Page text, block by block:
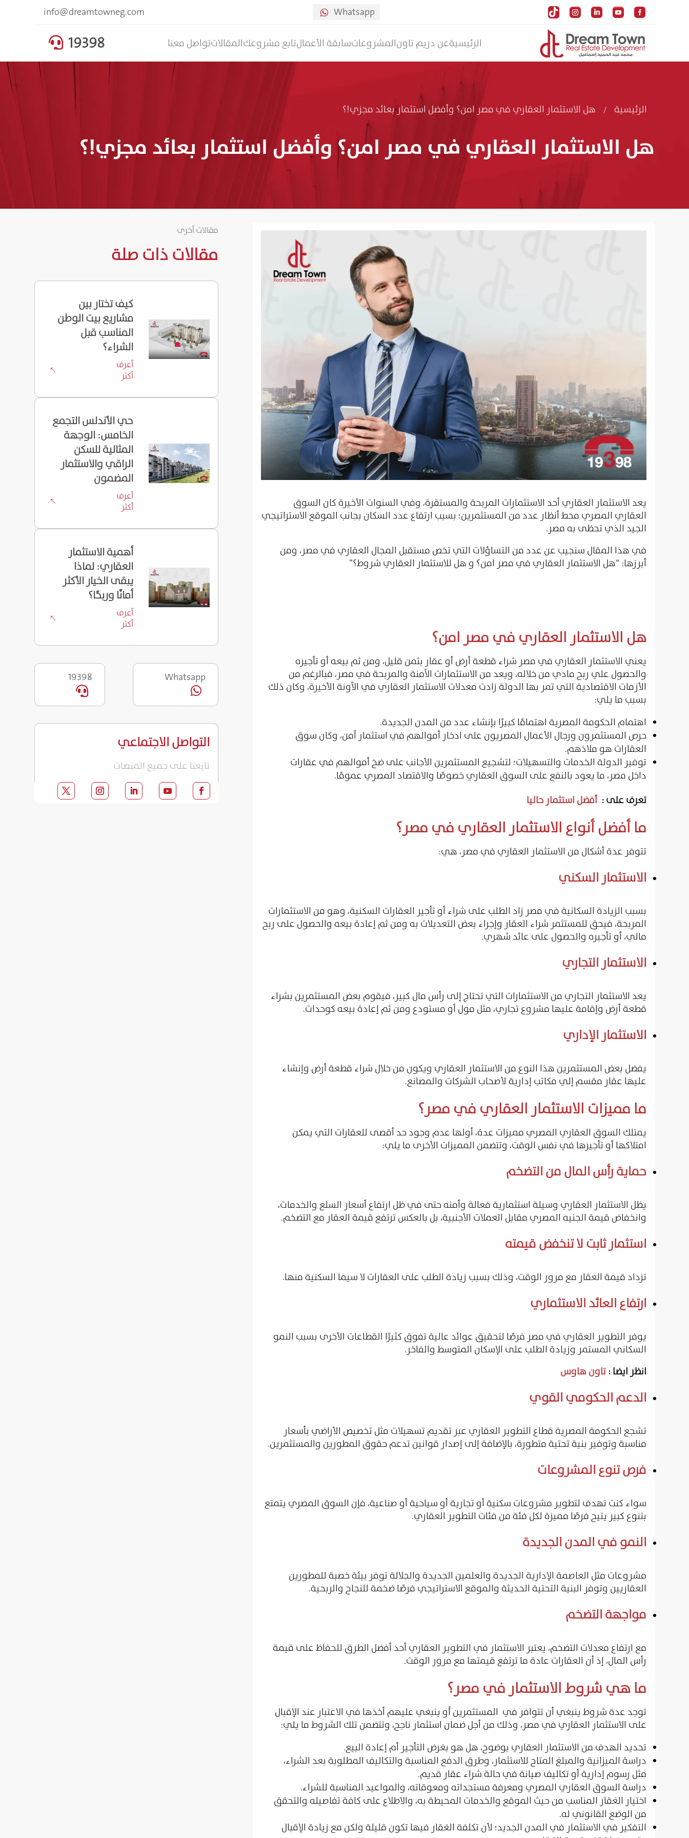





Whatsapp

info@dreamtowneg.com
الرئيسيةعن دريم تاونالمشروعاتسابقة الأعمالتابع مشروعكالمقالاتتواصل معنا  19398
الرئيسية / هل الاستثمار العقاري في مصر امن؟ وأفضل استثمار بعائد مجزي!؟
هل الاستثمار العقاري في مصر امن؟ وأفضل استثمار بعائد مجزي!؟
مقالات أخرى
مقالات ذات صلة
كيف تختار بين
مشاريع بيت الوطن
المناسب قبل
الشراء؟
أعرف
أكثر
%
حي الأندلس التجمع
الخامس: الوجهة
المثالية للسكن
الراقي والاستثمار
المضمون
أعرف
أكثر
%
أهمية الاستثمار
العقاري: لماذا
يبقى الخيار الأكثر
أمانًا وربحًا؟
أعرف
أكثر
%
Whatsapp

19398

التواصل الاجتماعي
تابعنا على جميع المنصات
يعد الاستثمار العقاري أحد الاستثمارات المربحة والمستقرة، وفي السنوات الأخيرة كان السوق
العقاري المصري محط أنظار عدد من المستثمرين؛ بسبب ارتفاع عدد السكان بجانب الموقع الاستراتيجي
الجيد الذي تحظى به مصر.
في هذا المقال سنجيب عن عدد من التساؤلات التي تخص مستقبل المجال العقاري في مصر، ومن
أبرزها: “هل الاستثمار العقاري في مصر امن؟ و هل للاستثمار العقاري شروط؟”
هل الاستثمار العقاري في مصر امن؟
يعني الاستثمار العقاري في مصر شراء قطعة أرض أو عقار بثمن قليل، ومن ثم بيعه أو تأجيره
والحصول علي ربح مادي من خلاله، ويعد من الاستثمارات الآمنة والمربحة في مصر، فبالرغم من
الأزمات الاقتصادية التي تمر بها الدولة زادت معدلات الاستثمار العقاري في الآونة الأخيرة، وكان ذلك
بسبب ما يلي:
اهتمام الحكومة المصرية اهتمامًا كبيرًا بإنشاء عدد من المدن الجديدة.
حرص المستثمرون ورجال الأعمال المصريون على ادخار أموالهم في استثمار آمن، وكان سوق
العقارات هو ملاذهم.
توفير الدولة الخدمات والتسهيلات؛ لتشجيع المستثمرين الأجانب على ضخ أموالهم في عقارات
داخل مصر، ما يعود بالنفع على السوق العقاري خصوصًا والاقتصاد المصري عمومًا.
تعرف على : أفضل استثمار حاليا
ما أفضل أنواع الاستثمار العقاري في مصر؟
تتوفر عدة أشكال من الاستثمار العقاري في مصر، هي:
الاستثمار السكني
بسبب الزيادة السكانية في مصر زاد الطلب على شراء أو تأجير العقارات السكنية، وهو من الاستثمارات
المربحة، فيحق للمستثمر شراء العقار وإجراء بعض التعديلات به ومن ثم إعادة بيعه والحصول على ربح
مالي، أو تأجيره والحصول على عائد شهري.
الاستثمار التجاري
يعد الاستثمار التجاري من الاستثمارات التي تحتاج إلى رأس مال كبير، فيقوم بعض المستثمرين بشراء
قطعة أرض وإقامة عليها مشروع تجاري، مثل مول أو مستودع ومن ثم إعادة بيعه كوحدات.
الاستثمار الإداري
يفضل بعض المستثمرين هذا النوع من الاستثمار العقاري ويكون من خلال شراء قطعة أرض وإنشاء
عليها عقار مقسم إلي مكاتب إدارية لأصحاب الشركات والمصانع.
ما مميزات الاستثمار العقاري في مصر؟
يمتلك السوق العقاري المصري مميزات عدة، أولها عدم وجود حد أقصى للعقارات التي يمكن
امتلاكها أو تأجيرها في نفس الوقت، وتتضمن المميزات الأخرى ما يلي:
حماية رأس المال من التضخم
يظل الاستثمار العقاري وسيلة استثمارية فعالة وأمنه حتى في ظل ارتفاع أسعار السلع والخدمات،
وانخفاض قيمة الجنيه المصري مقابل العملات الأجنبية، بل بالعكس ترتفع قيمة العقار مع التضخم.
استثمار ثابت لا تنخفض قيمته
تزداد قيمة العقار مع مرور الوقت، وذلك بسبب زيادة الطلب على العقارات لا سيما السكنية منها.
ارتفاع العائد الاستثماري
يوفر التطوير العقاري في مصر فرصًا لتحقيق عوائد عالية تفوق كثيرًا القطاعات الأخرى بسبب النمو
السكاني المستمر وزيادة الطلب على الإسكان المتوسط والفاخر.
انظر ايضا :تاون هاوس
الدعم الحكومي القوي
تشجع الحكومة المصرية قطاع التطوير العقاري عبر تقديم تسهيلات مثل تخصيص الأراضي بأسعار
مناسبة وتوفير بنية تحتية متطورة، بالإضافة إلى إصدار قوانين تدعم حقوق المطورين والمستثمرين.
فرص تنوع المشروعات
سواء كنت تهدف لتطوير مشروعات سكنية أو تجارية أو سياحية أو صناعية، فإن السوق المصري يتمتع
بتنوع كبير يتيح فرصًا مميزة لكل فئة من فئات التطوير العقاري.
النمو في المدن الجديدة
مشروعات مثل العاصمة الإدارية الجديدة والعلمين الجديدة والجلالة توفر بيئة خصبة للمطورين
العقاريين وتوفر البنية التحتية الحديثة والموقع الاستراتيجي فرصًا ضخمة للنجاح والربحية.
مواجهة التضخم
مع ارتفاع معدلات التضخم، يعتبر الاستثمار في التطوير العقاري أحد أفضل الطرق للحفاظ على قيمة
رأس المال، إذ أن العقارات عادة ما ترتفع قيمتها مع مرور الوقت.
ما هي شروط الاستثمار في مصر؟
توجد عدة شروط ينبغي أن تتوافر في المستثمرين أَو ينبغي عليهم أخذها في الاعتبار عند الإقبال
على الاستثمار العقاري في مصر، وذلك من أجل ضمان استثمار ناجح، وتتضمن تلك الشروط ما يلي:
تحديد الهدف من الاستثمار العقاري بوضوح، هل هو بغرض التأجير أم إعادة البيع.
دراسة الميزانية والمبلغ المتاح للاستثمار، وطرق الدفع المناسبة والتكاليف المطلوبة بعد الشراء،
مثل رسوم إدارية أو تكاليف صيانة في حالة شراء عقار قديم.
دراسة السوق العقاري المصري ومعرفة مستجداته ومعوقاته، والمواعيد المناسبة للشراء.
اختيار العَقار المناسب من حيث الموقع والخدمات المحيطة به، والاطلاع على كافة تفاصيله والتحقق
من الوضع القانوني له.
التفكير في الاستثمار في المدن الجديد؛ لأن تكلفة العَقار فيها تكون قليلة ولكن مع زيادة الإقبال